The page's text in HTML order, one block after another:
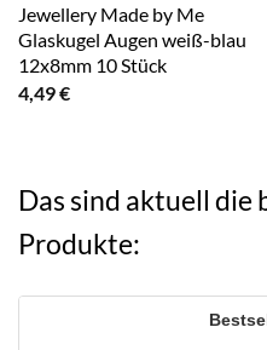
Jewellery Made by Me
Glaskugel Augen weiß-blau
12x8mm 10 Stück
4,49€
Das sind aktuell die
Produkte: